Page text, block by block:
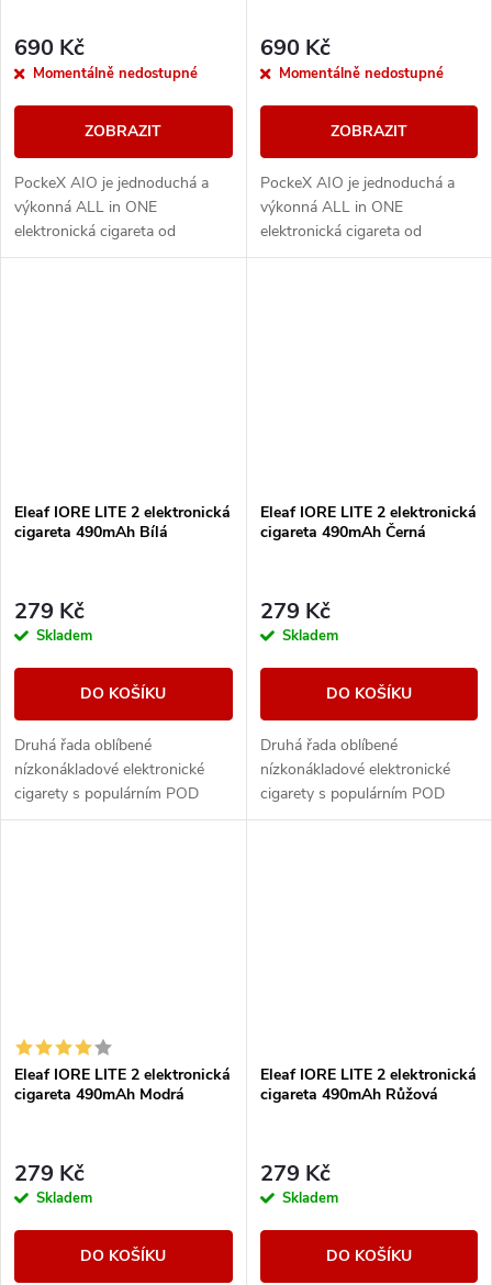
690 Kč
Momentálně nedostupné
ZOBRAZIT
PockeX AIO je jednoduchá a
výkonná ALL in ONE
elektronická cigareta od
společnosti aSpire. Svými
690 Kč
Momentálně nedostupné
ZOBRAZIT
PockeX AIO je jednoduchá a
výkonná ALL in ONE
elektronická cigareta od
společnosti aSpire. Svými
Eleaf IORE LITE 2 elektronická
cigareta 490mAh Bílá
279 Kč
Skladem
DO KOŠÍKU
Druhá řada oblíbené
nízkonákladové elektronické
cigarety s populárním POD
systémem od společnosti Eleaf.
Eleaf IORE LITE 2 elektronická
cigareta 490mAh Černá
279 Kč
Skladem
DO KOŠÍKU
Druhá řada oblíbené
nízkonákladové elektronické
cigarety s populárním POD
systémem od společnosti Eleaf.
Eleaf IORE LITE 2 elektronická
cigareta 490mAh Modrá
279 Kč
Skladem
DO KOŠÍKU
Eleaf IORE LITE 2 elektronická
cigareta 490mAh Růžová
279 Kč
Skladem
DO KOŠÍKU